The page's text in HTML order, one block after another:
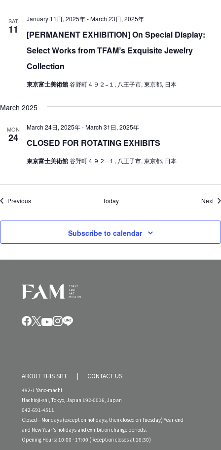
SAT
11
[PERMANENT EXHIBITION] On Special Display:
Select Works from TFAMʼs Exquisite Jewelry
Collection
January 11日, 2025年-March 23日, 2025年
東京富士美術館谷野町４９２−１, 八王子市, 東京都, 日本
March 2025
MON
24 CLOSED FOR ROTATING EXHIBITS
March 24日, 2025年-March 31日, 2025年
東京富士美術館谷野町４９２−１, 八王子市, 東京都, 日本
PreviousEvents Today Next
Subscribe to calendar
ABOUT THIS SITE CONTACT US
492-1 Yano-machi
Hachioji-shi, Tokyo, Japan 192-0016, Japan
042-691-4511
Closed—Mondays (except on holidays, then closed on Tuesday) Year-end
and New Year’s holidays and exhibition change periods.
Opening Hours: 10:00 - 17:00 (Reception closes at 16:30)